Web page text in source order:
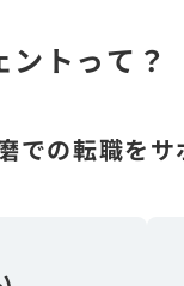
トって？
での転職をサ